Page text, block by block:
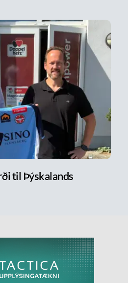
til Þýskalands